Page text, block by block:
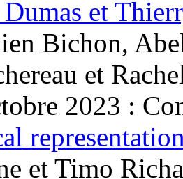
et
Bichon,
et
2023 :
et Timo